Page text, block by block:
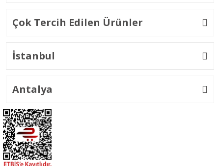
Çok Tercih Edilen Ürünler
İstanbul
Antalya